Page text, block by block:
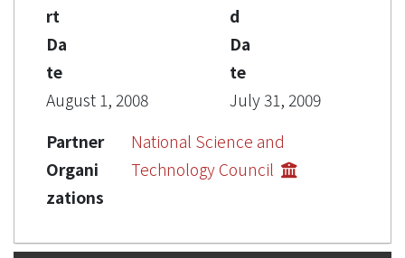
rt
Da
te
August 1, 2008
d
Da
te
July 31, 2009
Partner
Organi
zations
National Science and
Technology Council